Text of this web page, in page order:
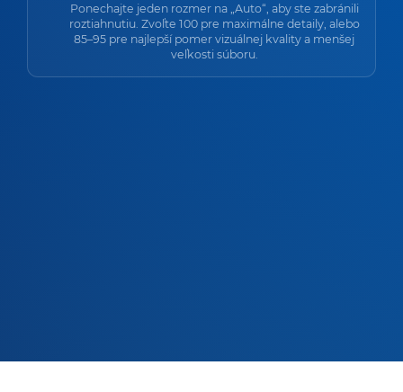
Ponechajte jeden rozmer na „Auto“, aby ste zabránili
roztiahnutiu. Zvoľte 100 pre maximálne detaily, alebo
85–95 pre najlepší pomer vizuálnej kvality a menšej
veľkosti súboru.